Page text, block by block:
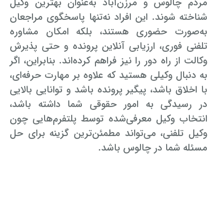
شناخته شوند. این افراد نه‌تنها پاسخگوی مراجعان
به‌صورت حضوری هستند، بلکه امکان مشاوره
تلفنی فوری، ارزیابی آنلاین پرونده و حتی پذیرش
وکالت از راه دور را نیز فراهم کرده‌اند. بنابراین، اگر
به دنبال وکیلی هستید که علاوه بر مهارت حرفه‌ای،
با اخلاق باشد، پیگیر پرونده باشد و توانایی بالایی
در رسیدگی به امور حقوقی شما داشته باشد،
انتخاب وکیل معرفی‌شده توسط پلتفرم‌هایی چون
وکیل تلفنی، می‌تواند مطمئن‌ترین گزینه برای حل
مسئله شما در چالوس باشد.